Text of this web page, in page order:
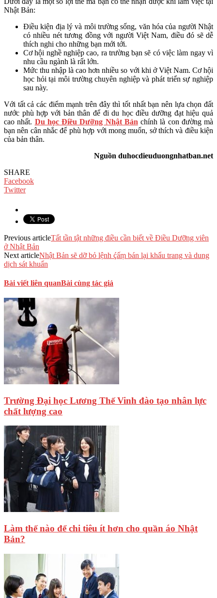
Nhật Bản:
Điều kiện địa lý và môi trường sống, văn hóa của người Nhật
có nhiều nét tương đồng với người Việt Nam, điều đó sẽ dễ
thích nghi cho những bạn mới tới.
Cơ hội nghề nghiệp cao, ra trường bạn sẽ có việc làm ngay vì
nhu cầu ngành là rất lớn.
Mức thu nhập là cao hơn nhiều so với khi ở Việt Nam. Cơ hội
học hỏi tại môi trường chuyên nghiệp và phát triển sự nghiệp
sau này.
Với tất cả các điểm mạnh trên đây thì tốt nhất bạn nên lựa chọn đất
nước phù hợp với bản thân để đi du học điều dưỡng đạt hiệu quả
cao nhất. Du học Điều Dưỡng Nhật Bản chính là con đường mà
bạn nên cân nhắc để phù hợp với mong muốn, sở thích và điều kiện
của bản thân.
Nguồn duhocdieuduongnhatban.net
SHARE
Facebook
Twitter
Previous articleTất tần tật những điều cần biết về Điều Dưỡng viên
ở Nhật Bản
Next articleNhật Bản sẽ dỡ bỏ lệnh ḉấṃ bán lại khẩu trang và dung
dịch sát khuẩn
Bài viết liên quanBài cùng tác giả
Trường Đại học Lương Thế Vinh đào tạo nhân lực
chất lượng cao
Làm thế nào để chi tiêu ít hơn cho quần áo Nhật
Bản?